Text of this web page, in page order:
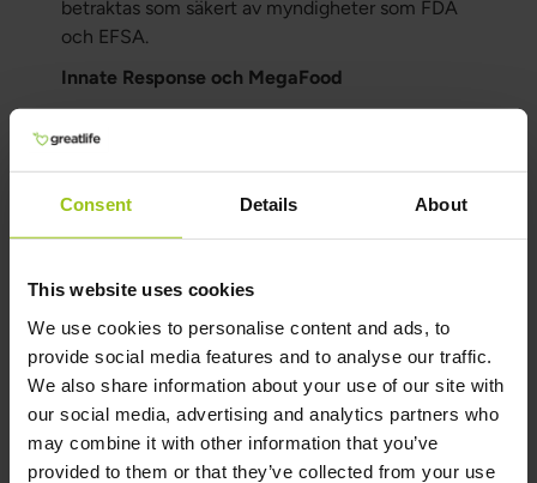
Consent Details About
This website uses cookies
We use cookies to personalise content and ads, to
provide social media features and to analyse our traffic.
We also share information about your use of our site with
our social media, advertising and analytics partners who
may combine it with other information that you’ve
provided to them or that they’ve collected from your use
betraktas som säkert av myndigheter som FDA
och EFSA.
Innate Response och MegaFood
certifierad enligt GMP. De använder stearinsyra
som är en säker fettsyra som finns i naturligt i
hälsosam mat. Innate Response och MegaFood
använder endast ytterst små mängder
att funktionen hos ett visst kosttillskott ska
förbättras. Det är en bråkdel av vad som finns i
vanlig mat som konsumeras varje dag. Kött,
kokosfett och choklad innehåller rikligt
med stearinsyra.
Författare & granskare